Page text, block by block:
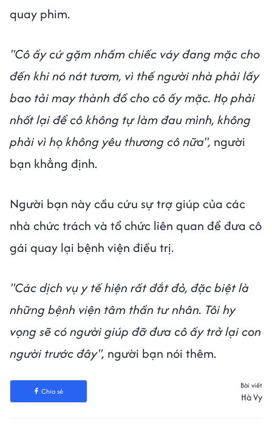
quay phim.
"Cô ấy cứ gặm nhấm chiếc váy đang mặc cho
đến khi nó nát tươm, vì thế người nhà phải lấy
bao tải may thành đồ cho cô ấy mặc. Họ phải
nhốt lại để cô không tự làm đau mình, không
phải vì họ không yêu thương cô nữa", người
bạn khẳng định.
Người bạn này cầu cứu sự trợ giúp của các
nhà chức trách và tổ chức liên quan để đưa cô
gái quay lại bệnh viện điều trị.
"Các dịch vụ y tế hiện rất đắt đỏ, đặc biệt là
những bệnh viện tâm thần tư nhân. Tôi hy
vọng sẽ có người giúp đỡ đưa cô ấy trở lại con
người trước đây", người bạn nói thêm.
Chia sẻ
Bài viết
Hà Vy